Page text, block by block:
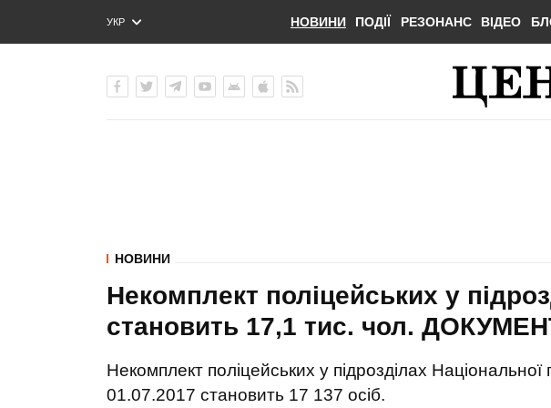
УКР
ENG
НОВИНИ ПОДІЇ РЕЗОНАНС ВІДЕО
НОВИНИ
Некомплект поліцейських у
становить 17,1 тис. чол.
Некомплект поліцейських у підрозділах Національної
01.07.2017 становить 17 137 осіб.